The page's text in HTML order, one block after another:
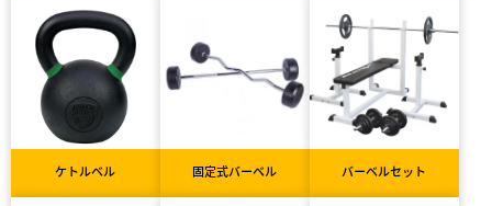
ケトルベル 固定式バーベル バーベルセット